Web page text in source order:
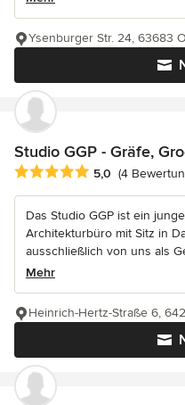
Ysenburger Str. 24, 63683
Studio GGP - Gräfe,
Durchschnittliche
5,0 (4
Das Studio GGP ist ein
Architekturbüro mit Sitz in
ausschließlich von uns als
Mehr
Heinrich-Hertz-Straße 6,